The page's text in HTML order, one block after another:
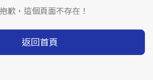
歉，這個頁面不存在！
返回首頁